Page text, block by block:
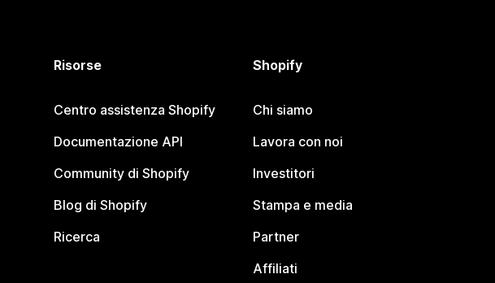
Risorse
Centro assistenza Shopify
Documentazione API
Community di Shopify
Blog di Shopify
Ricerca
Shopify
Chi siamo
Lavora con noi
Investitori
Stampa e media
Partner
Affiliati